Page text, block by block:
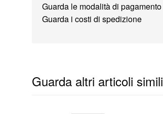
Guarda le modalità di pagamento
Guarda i costi di spedizione
Guarda altri articoli simili